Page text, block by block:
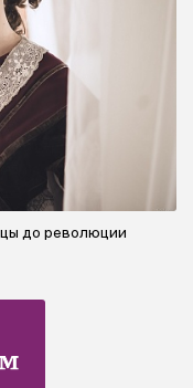
до революции